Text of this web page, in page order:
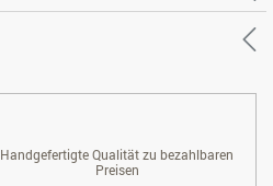
Handgefertigte Qualität zu bezahlbaren
Preisen